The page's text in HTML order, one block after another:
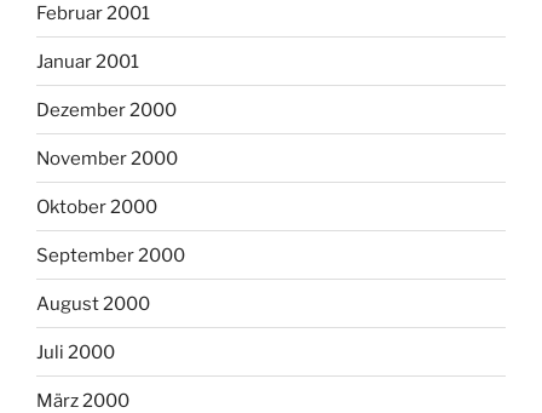
Februar 2001
Januar 2001
Dezember 2000
November 2000
Oktober 2000
September 2000
August 2000
Juli 2000
März 2000